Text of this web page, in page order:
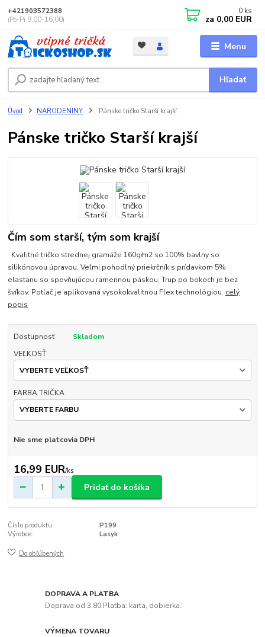
Menu
Hľadať
+421903572388
(Po-Pi 9,00-16,00)
0 ks
za 0,00 EUR
Úvod NARODENINY Pánske tričko Starší krajší
Pánske tričko Starší krajší
Čím som starší, tým som krajší
Kvalitné tričko strednej gramáže 160g/m2 so 100% bavlny so
silikónovou úpravou. Veľmi pohodlný priekrčník s prídavkom 5%
elastanu so spevňujúcou ramennou páskou. Trup po bokoch je bez
švíkov. Potlač je aplikovaná vysokokvalitnou Flex technológiou. celý
popis
Dostupnosť
Skladom
VEĽKOSŤ
FARBA TRIČKA
Nie sme platcovia DPH
16,99 EUR/ks
Pridať do košíka
Číslo produktu:
P199
Výrobce:
Lasyk
Do obľúbených
DOPRAVA A PLATBA
Doprava od 3.80 Platba: karta, dobierka.
VÝMENA TOVARU